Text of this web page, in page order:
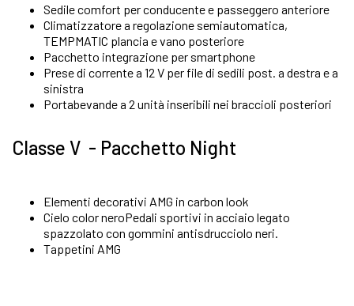
Sedile comfort per conducente e passeggero anteriore
Climatizzatore a regolazione semiautomatica,
TEMPMATIC plancia e vano posteriore
Pacchetto integrazione per smartphone
Prese di corrente a 12 V per file di sedili post. a destra e a
sinistra
Portabevande a 2 unità inseribili nei braccioli posteriori
Classe V - Pacchetto Night
Elementi decorativi AMG in carbon look
Cielo color neroPedali sportivi in acciaio legato
spazzolato con gommini antisdrucciolo neri.
Tappetini AMG